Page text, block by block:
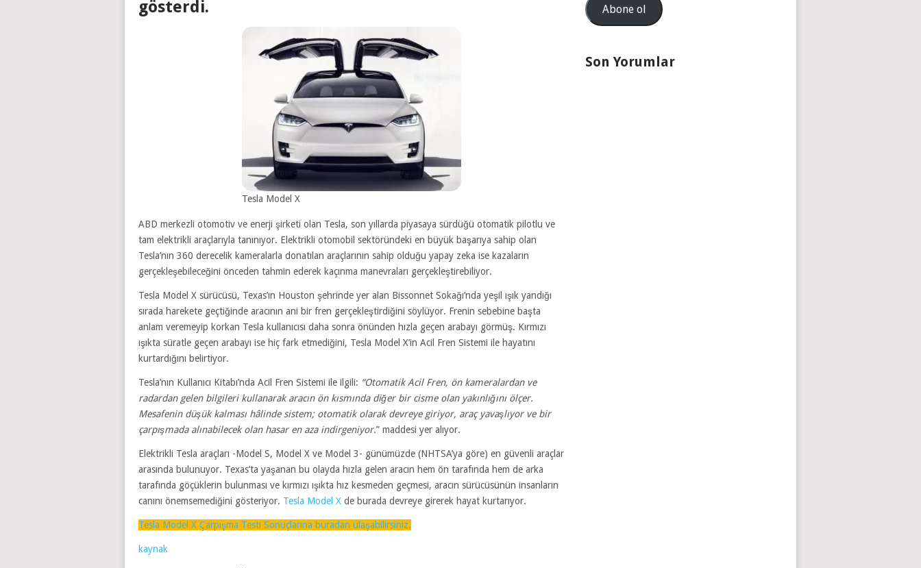
gösterdi.
Tesla Model X
ABD merkezli otomotiv ve enerji şirketi olan Tesla, son yıllarda piyasaya sürdüğü otomatik pilotlu ve
tam elektrikli araçlarıyla tanınıyor. Elektrikli otomobil sektöründeki en büyük başarıya sahip olan
Tesla’nın 360 derecelik kameralarla donatılan araçlarının sahip olduğu yapay zeka ise kazaların
gerçekleşebileceğini önceden tahmin ederek kaçınma manevraları gerçekleştirebiliyor.
Tesla Model X sürücüsü, Texas’ın Houston şehrinde yer alan Bissonnet Sokağı’nda yeşil ışık yandığı
sırada harekete geçtiğinde aracının ani bir fren gerçekleştirdiğini söylüyor. Frenin sebebine başta
anlam veremeyip korkan Tesla kullanıcısı daha sonra önünden hızla geçen arabayı görmüş. Kırmızı
ışıkta süratle geçen arabayı ise hiç fark etmediğini, Tesla Model X’in Acil Fren Sistemi ile hayatını
kurtardığını belirtiyor.
Tesla’nın Kullanıcı Kitabı’nda Acil Fren Sistemi ile ilgili: “Otomatik Acil Fren, ön kameralardan ve
radardan gelen bilgileri kullanarak aracın ön kısmında diğer bir cisme olan yakınlığını ölçer.
Mesafenin düşük kalması hâlinde sistem; otomatik olarak devreye giriyor, araç yavaşlıyor ve bir
çarpışmada alınabilecek olan hasar en aza indirgeniyor.” maddesi yer alıyor.
Elektrikli Tesla araçları -Model S, Model X ve Model 3- günümüzde (NHTSA’ya göre) en güvenli araçlar
arasında bulunuyor. Texas’ta yaşanan bu olayda hızla gelen aracın hem ön tarafında hem de arka
tarafında göçüklerin bulunması ve kırmızı ışıkta hız kesmeden geçmesi, aracın sürücüsünün insanların
canını önemsemediğini gösteriyor. Tesla Model X de burada devreye girerek hayat kurtarıyor.
Tesla Model X Çarpışma Testi Sonuçlarına buradan ulaşabilirsiniz.
kaynak
AdresiAbone ol
Son Yorumlar